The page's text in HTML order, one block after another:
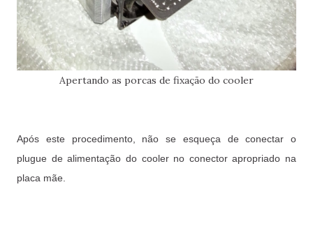
Apertando as porcas de fixação do cooler
Após este procedimento, não se esqueça de conectar o
plugue de alimentação do cooler no conector apropriado na
placa mãe.